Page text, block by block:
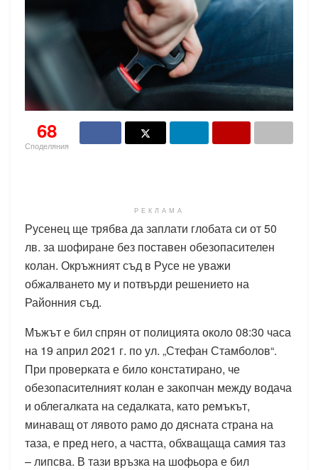
68
Споделяния
РЕКЛАМА
Русенец ще трябва да заплати глобата си от 50
лв. за шофиране без поставен обезопасителен
колан. Окръжният съд в Русе не уважи
обжалването му и потвърди решението на
Районния съд.
Мъжът е бил спрян от полицията около 08:30 часа
на 19 април 2021 г. по ул. „Стефан Стамболов“.
При проверката е било констатирано, че
обезопасителният колан е закопчан между водача
и облегалката на седалката, като ремъкът,
минаващ от лявото рамо до дясната страна на
таза, е пред него, а частта, обхващаща самия таз
– липсва. В тази връзка на шофьора е бил